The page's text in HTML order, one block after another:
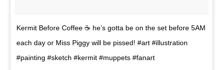
Kermit Before Coffee ☕ he’s gotta be on the set before 5AM
each day or Miss Piggy will be pissed! #art #illustration
#painting #sketch #kermit #muppets #fanart